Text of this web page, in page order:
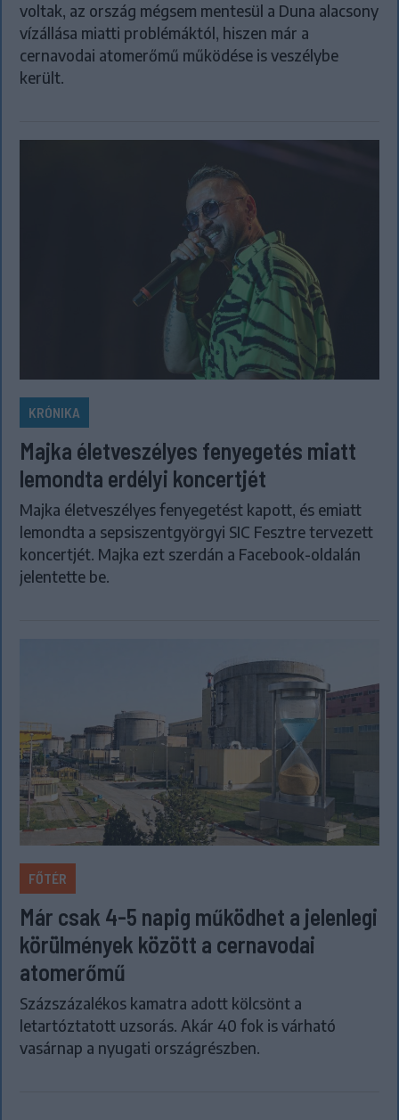
voltak, az ország mégsem mentesül a Duna alacsony
vízállása miatti problémáktól, hiszen már a
cernavodai atomerőmű működése is veszélybe
került.
KRÓNIKA
Majka életveszélyes fenyegetés miatt
lemondta erdélyi koncertjét
Majka életveszélyes fenyegetést kapott, és emiatt
lemondta a sepsiszentgyörgyi SIC Fesztre tervezett
koncertjét. Majka ezt szerdán a Facebook-oldalán
jelentette be.
FŐTÉR
Már csak 4-5 napig működhet a jelenlegi
körülmények között a cernavodai
atomerőmű
Százszázalékos kamatra adott kölcsönt a
letartóztatott uzsorás. Akár 40 fok is várható
vasárnap a nyugati országrészben.